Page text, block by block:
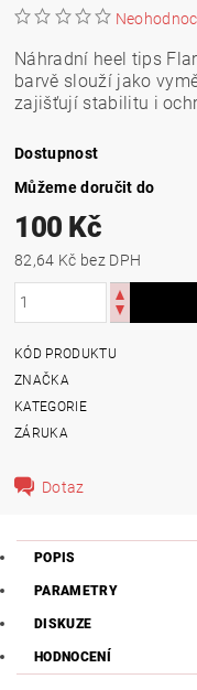
Náhradní heel tips
barvě slouží jako
zajišťují stabilitu i
Dostupnost
Můžeme doručit do
100 Kč
82,64 Kč bez DPH
KÓD PRODUKTU
ZNAČKA
KATEGORIE
ZÁRUKA
Dotaz
POPIS
PARAMETRY
DISKUZE
HODNOCENÍ